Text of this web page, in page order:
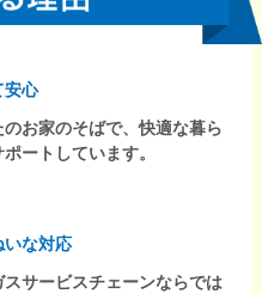
安心
のお家のそばで、快適な暮ら
ポートしています。
いな対応
スサービスチェーンならでは